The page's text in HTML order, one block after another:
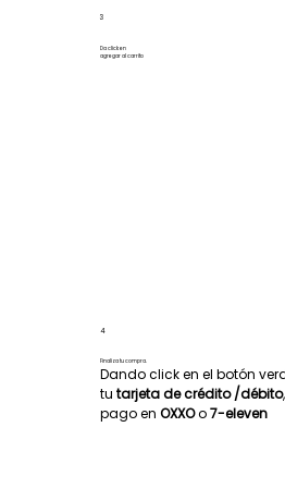
Da click en
agregar al carrito
3
Finaliza tu compra.
Dando click en el botón
tu tarjeta de crédito /débito,
pago en OXXOo7-eleven
4